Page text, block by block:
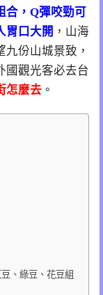
合，Q彈咬勁可
胃口大開 ，山海
份山城景致，
國觀光客必去台
怎麼去 。
、綠豆、花豆組